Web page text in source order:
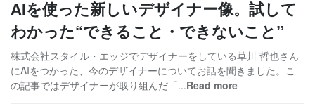
AIを使った新しいデザイナー像。試して
わかった“できること・できないこと”
株式会社スタイル・エッジでデザイナーをしている草川 哲也さん
にAIをつかった、今のデザイナーについてお話を聞きました。こ
の記事ではデザイナーが取り組んだ「...Read more